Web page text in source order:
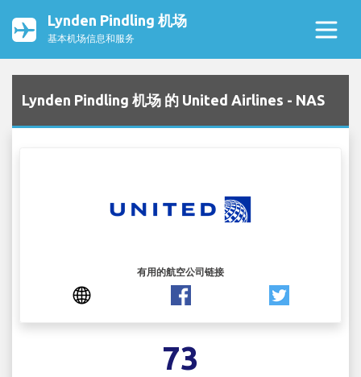
Lynden Pindling 机场
基本机场信息和服务
Lynden Pindling 机场 的 United Airlines - NAS
有用的航空公司链接
73